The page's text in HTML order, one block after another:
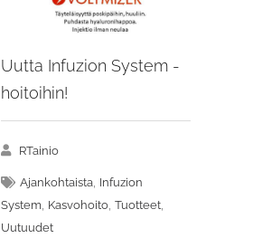
Uutta Infuzion System -
hoitoihin!
RTainio
Ajankohtaista, Infuzion
System, Kasvohoito, Tuotteet,
Uutuudet